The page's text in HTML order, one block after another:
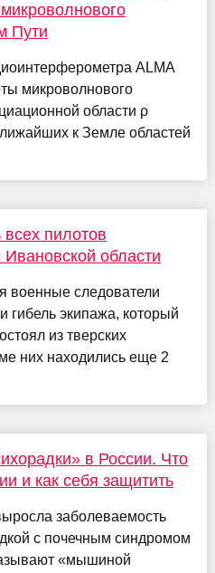
Пути
ALMA
микроволнового
области ρ
к Земле областей
пилотов
области
военные следователи
гибель экипажа, который
из тверских
них находились еще 2
в России. Что
и как себя защитить
заболеваемость
с почечным синдромом
«мышиной